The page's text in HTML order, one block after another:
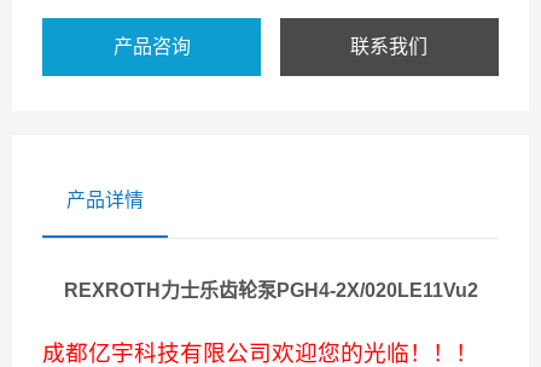
能和PGH型内齿轮泵、轴向柱塞泵和叶片泵组成多联泵；
产品咨询 联系我们
产品详情
REXROTH力士乐齿轮泵PGH4-2X/020LE11Vu2
成都亿宇科技有限公司欢迎您的光临！！！